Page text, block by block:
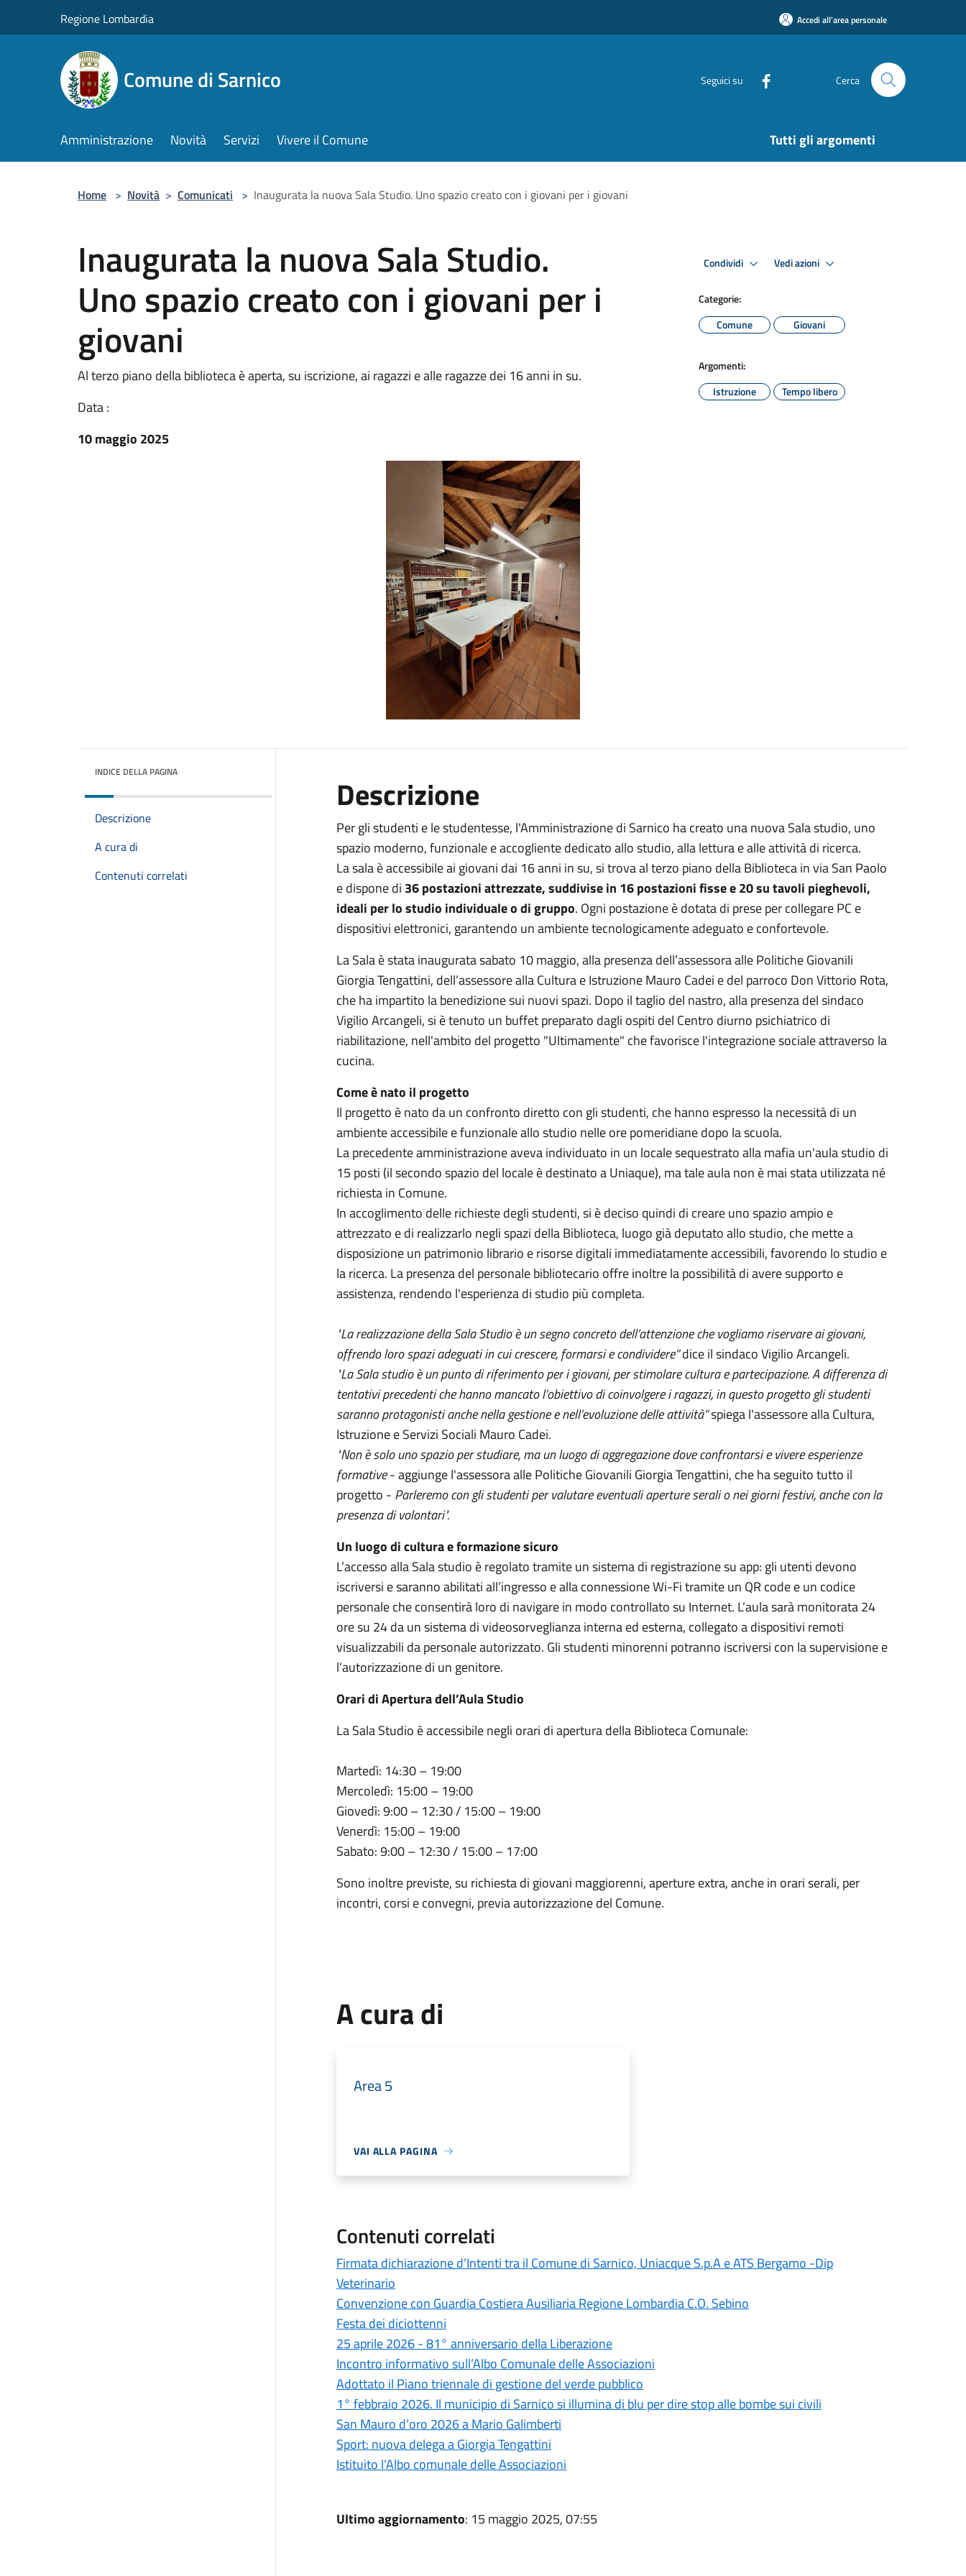
Regione Lombardia Accedi all'area personale
Comune di Sarnico Seguici su Cerca
Amministrazione Novità Servizi Vivere il Comune Tutti gli argomenti
Home > Novità > Comunicati > Inaugurata la nuova Sala Studio. Uno spazio creato con i giovani per i giovani
Inaugurata la nuova Sala Studio.
Uno spazio creato con i giovani per i
giovani
Al terzo piano della biblioteca è aperta, su iscrizione, ai ragazzi e alle ragazze dei 16 anni in su.
Data :
10 maggio 2025
Condividi Vedi azioni
Categorie:
Comune
Giovani
Argomenti:
Istruzione
Tempo libero
INDICE DELLA PAGINA
Descrizione
A cura di
Contenuti correlati
Descrizione
Per gli studenti e le studentesse, l'Amministrazione di Sarnico ha creato una nuova Sala studio, uno
spazio moderno, funzionale e accogliente dedicato allo studio, alla lettura e alle attività di ricerca.
La sala è accessibile ai giovani dai 16 anni in su, si trova al terzo piano della Biblioteca in via San Paolo
e dispone di 36 postazioni attrezzate, suddivise in 16 postazioni fisse e 20 su tavoli pieghevoli,
ideali per lo studio individuale o di gruppo. Ogni postazione è dotata di prese per collegare PC e
dispositivi elettronici, garantendo un ambiente tecnologicamente adeguato e confortevole.
La Sala è stata inaugurata sabato 10 maggio, alla presenza dell’assessora alle Politiche Giovanili
Giorgia Tengattini, dell’assessore alla Cultura e Istruzione Mauro Cadei e del parroco Don Vittorio Rota,
che ha impartito la benedizione sui nuovi spazi. Dopo il taglio del nastro, alla presenza del sindaco
Vigilio Arcangeli, si è tenuto un buffet preparato dagli ospiti del Centro diurno psichiatrico di
riabilitazione, nell'ambito del progetto "Ultimamente" che favorisce l'integrazione sociale attraverso la
cucina.
Come è nato il progetto
Il progetto è nato da un confronto diretto con gli studenti, che hanno espresso la necessità di un
ambiente accessibile e funzionale allo studio nelle ore pomeridiane dopo la scuola.
La precedente amministrazione aveva individuato in un locale sequestrato alla mafia un'aula studio di
15 posti (il secondo spazio del locale è destinato a Uniaque), ma tale aula non è mai stata utilizzata né
richiesta in Comune.
In accoglimento delle richieste degli studenti, si è deciso quindi di creare uno spazio ampio e
attrezzato e di realizzarlo negli spazi della Biblioteca, luogo già deputato allo studio, che mette a
disposizione un patrimonio librario e risorse digitali immediatamente accessibili, favorendo lo studio e
la ricerca. La presenza del personale bibliotecario offre inoltre la possibilità di avere supporto e
assistenza, rendendo l'esperienza di studio più completa.
"La realizzazione della Sala Studio è un segno concreto dell’attenzione che vogliamo riservare ai giovani,
offrendo loro spazi adeguati in cui crescere, formarsi e condividere”dice il sindaco Vigilio Arcangeli.
"La Sala studio è un punto di riferimento per i giovani, per stimolare cultura e partecipazione. A differenza di
tentativi precedenti che hanno mancato l’obiettivo di coinvolgere i ragazzi, in questo progetto gli studenti
saranno protagonisti anche nella gestione e nell’evoluzione delle attività”spiega l'assessore alla Cultura,
Istruzione e Servizi Sociali Mauro Cadei.
"Non è solo uno spazio per studiare, ma un luogo di aggregazione dove confrontarsi e vivere esperienze
formative- aggiunge l'assessora alle Politiche Giovanili Giorgia Tengattini, che ha seguito tutto il
progetto - Parleremo con gli studenti per valutare eventuali aperture serali o nei giorni festivi, anche con la
presenza di volontari".
Un luogo di cultura e formazione sicuro
L’accesso alla Sala studio è regolato tramite un sistema di registrazione su app: gli utenti devono
iscriversi e saranno abilitati all’ingresso e alla connessione Wi-Fi tramite un QR code e un codice
personale che consentirà loro di navigare in modo controllato su Internet. L’aula sarà monitorata 24
ore su 24 da un sistema di videosorveglianza interna ed esterna, collegato a dispositivi remoti
visualizzabili da personale autorizzato. Gli studenti minorenni potranno iscriversi con la supervisione e
l’autorizzazione di un genitore.
Orari di Apertura dell’Aula Studio
La Sala Studio è accessibile negli orari di apertura della Biblioteca Comunale:
Martedì: 14:30 – 19:00
Mercoledì: 15:00 – 19:00
Giovedì: 9:00 – 12:30 / 15:00 – 19:00
Venerdì: 15:00 – 19:00
Sabato: 9:00 – 12:30 / 15:00 – 17:00
Sono inoltre previste, su richiesta di giovani maggiorenni, aperture extra, anche in orari serali, per
incontri, corsi e convegni, previa autorizzazione del Comune.
A cura di
Area 5
VAI ALLA PAGINA
Contenuti correlati
Firmata dichiarazione d’Intenti tra il Comune di Sarnico, Uniacque S.p.A e ATS Bergamo -Dip
Veterinario
Convenzione con Guardia Costiera Ausiliaria Regione Lombardia C.O. Sebino
Festa dei diciottenni
25 aprile 2026 - 81° anniversario della Liberazione
Incontro informativo sull’Albo Comunale delle Associazioni
Adottato il Piano triennale di gestione del verde pubblico
1° febbraio 2026. Il municipio di Sarnico si illumina di blu per dire stop alle bombe sui civili
San Mauro d’oro 2026 a Mario Galimberti
Sport: nuova delega a Giorgia Tengattini
Istituito l'Albo comunale delle Associazioni
Ultimo aggiornamento: 15 maggio 2025, 07:55